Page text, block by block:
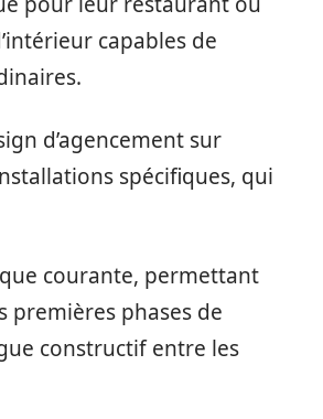
capables de
d’agencement sur
spécifiques, qui
courante, permettant
premières phases de
constructif entre les